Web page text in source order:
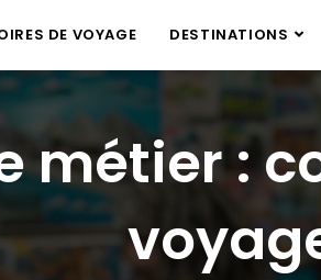
DE VOYAGE DESTINATIONS
métier :